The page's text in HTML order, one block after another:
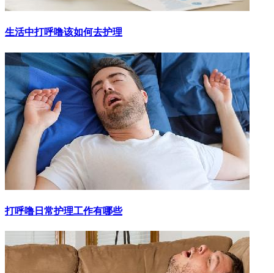
生活中打呼噜该如何去护理
打呼噜日常护理工作有哪些